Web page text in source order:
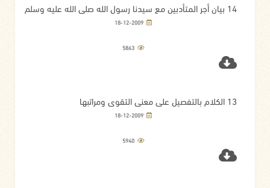
14 بيان أجر المتأدبين مع سيدنا رسول الله صلى الله عليه وسلم
18-12-2009
5863
13 الكلام بالتفصيل على معنى التقوى ومراتبها
18-12-2009
5940